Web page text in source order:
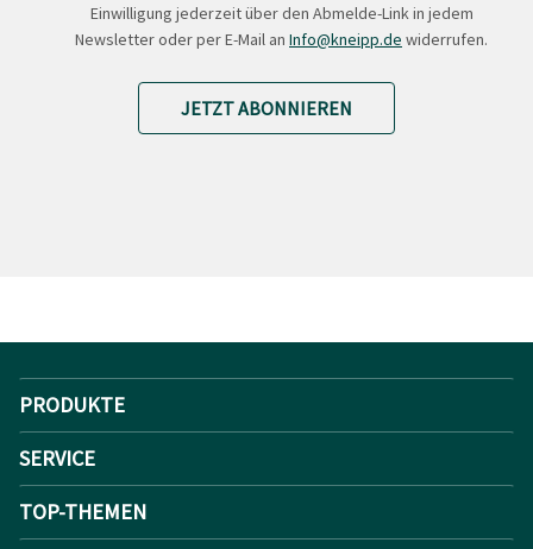
Einwilligung jederzeit über den Abmelde-Link in jedem
Newsletter oder per E-Mail an Info@kneipp.de widerrufen.
JETZT ABONNIEREN
PRODUKTE
SERVICE
TOP-THEMEN